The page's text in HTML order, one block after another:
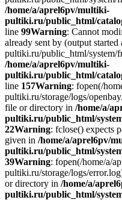
/home/a/aprel6pv/multiki-
pultiki.ru/public_html/
line 99Warning: Cannot
already sent by (output
pultiki.ru/public_html/system/
/home/a/aprel6pv/multiki-
pultiki.ru/public_html/
line 157Warning: fopen(/
pultiki.ru/storage/logs/
file or directory in /home/a/
pultiki.ru/public_html/
22Warning: fclose() expects
given in /home/a/aprel6pv/
pultiki.ru/public_html/
39Warning: fopen(/home/a/
pultiki.ru/storage/logs/
or directory in /home/a/
pultiki.ru/public_html/